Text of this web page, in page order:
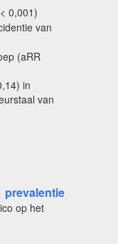
0,001)
van
(aRR
in
van
prevalentie
op het